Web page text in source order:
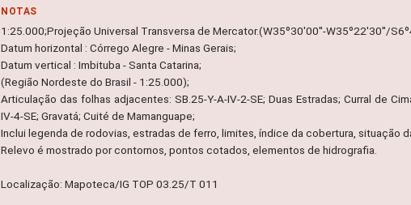
NOTAS
1:25.000;Projeção Universal Transversa de Mercator.(W35º30'00''-W35º22'30''/
Datum horizontal : Córrego Alegre - Minas Gerais;
Datum vertical : Imbituba - Santa Catarina;
(Região Nordeste do Brasil - 1:25.000);
Articulação das folhas adjacentes: SB.25-Y-A-IV-2-SE; Duas Estradas; Curral de
IV-4-SE; Gravatá; Cuité de Mamanguape;
Inclui legenda de rodovias, estradas de ferro, limites, índice da cobertura, situação
Relevo é mostrado por contornos, pontos cotados, elementos de hidrografia.
Localização: Mapoteca/IG TOP 03.25/T 011